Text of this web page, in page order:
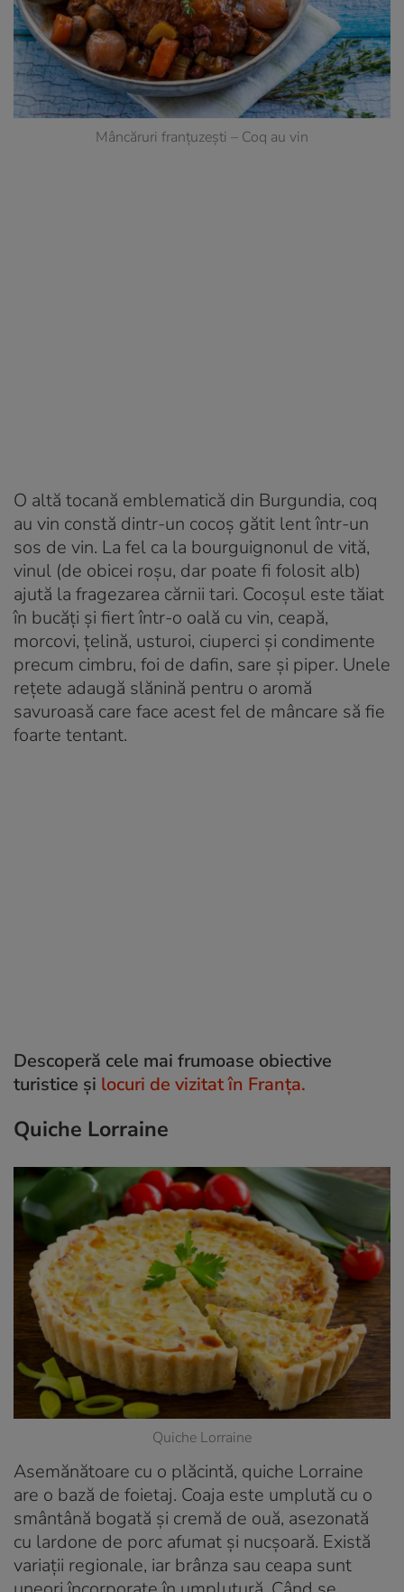
Mâncăruri franțuzești – Coq au vin
O altă tocană emblematică din Burgundia, coq
au vin constă dintr-un cocoș gătit lent într-un
sos de vin. La fel ca la bourguignonul de vită,
vinul (de obicei roșu, dar poate fi folosit alb)
ajută la fragezarea cărnii tari. Cocoșul este tăiat
în bucăți și fiert într-o oală cu vin, ceapă,
morcovi, țelină, usturoi, ciuperci și condimente
precum cimbru, foi de dafin, sare și piper. Unele
rețete adaugă slănină pentru o aromă
savuroasă care face acest fel de mâncare să fie
foarte tentant.
Descoperă cele mai frumoase obiective
turistice și locuri de vizitat în Franța.
Quiche Lorraine
Quiche Lorraine
Asemănătoare cu o plăcintă, quiche Lorraine
are o bază de foietaj. Coaja este umplută cu o
smântână bogată și cremă de ouă, asezonată
cu lardone de porc afumat și nucșoară. Există
variații regionale, iar brânza sau ceapa sunt